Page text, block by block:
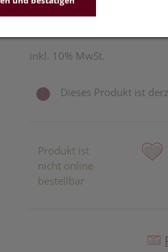
75 g / Einheit
inkl. 10% MwSt.
Dieses Produkt ist
Produkt ist
nicht online
bestellbar